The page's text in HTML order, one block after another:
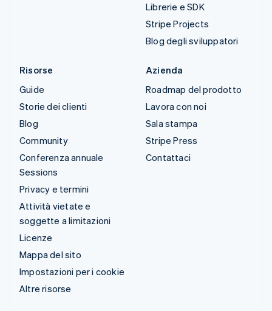
Librerie e SDK
Stripe Projects
Blog degli sviluppatori
Risorse
Guide
Storie dei clienti
Blog
Community
Conferenza annuale
Sessions
Privacy e termini
Attività vietate e
soggette a limitazioni
Licenze
Mappa del sito
Impostazioni per i cookie
Altre risorse
Azienda
Roadmap del prodotto
Lavora con noi
Sala stampa
Stripe Press
Contattaci